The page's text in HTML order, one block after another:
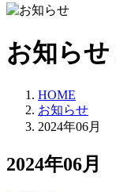
お知らせ
HOME
お知らせ
2024年06月
2024年06月